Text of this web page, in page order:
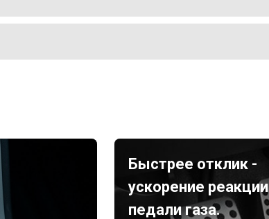
Быстрее отклик -
ускорение реакции
педали газа.